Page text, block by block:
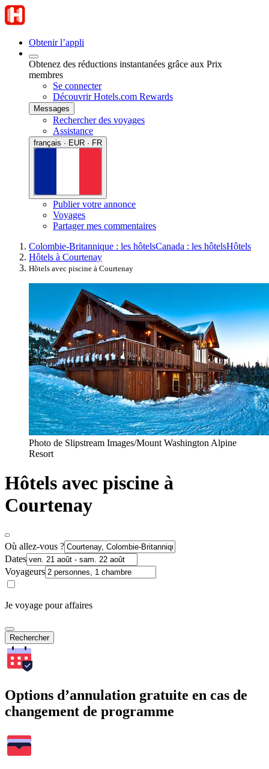
Obtenir l’appli
Obtenez des réductions instantanées grâce aux Prix
membres
Se connecter
Découvrir Hotels.com Rewards
Messages
Rechercher des voyages
Assistance
français · EUR · FR
Publier votre annonce
Voyages
Partager mes commentaires
Colombie-Britannique : les hôtelsCanada : les hôtelsHôtels
Hôtels à Courtenay
Hôtels avec piscine à Courtenay
Photo de Slipstream Images/Mount Washington Alpine
Resort
Hôtels avec piscine à
Courtenay
Où allez-vous ?
Dates
Voyageurs
Je voyage pour affaires
Rechercher
Options d’annulation gratuite en cas de
changement de programme